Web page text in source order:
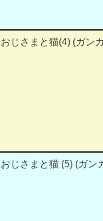
おじさまと猫(4) (ガン
おじさまと猫 (5) (ガン